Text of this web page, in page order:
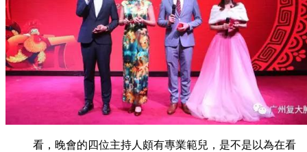
看，晚會的四位主持人頗有專業範兒，是不是以為在看